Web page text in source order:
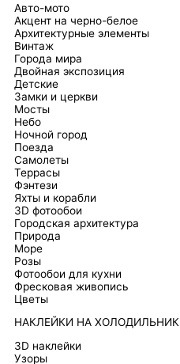
Авто-мото
Акцент на черно-белое
Архитектурные элементы
Винтаж
Города мира
Двойная экспозиция
Детские
Замки и церкви
Мосты
Небо
Ночной город
Поезда
Самолеты
Террасы
Фэнтези
Яхты и корабли
3D фотообои
Городская архитектура
Природа
Море
Розы
Фотообои для кухни
Фресковая живопись
Цветы
НАКЛЕЙКИ НА ХОЛОДИЛЬНИК
3D наклейки
Узоры